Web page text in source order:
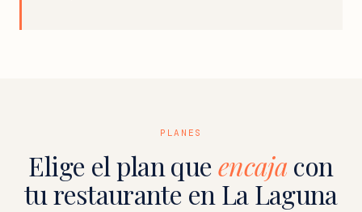
PLANES
Elige el plan que encaja con
tu restaurante en La Laguna